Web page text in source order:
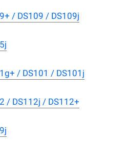
/ DS109 / DS109j
/ DS101 / DS101j
/ DS112j / DS112+